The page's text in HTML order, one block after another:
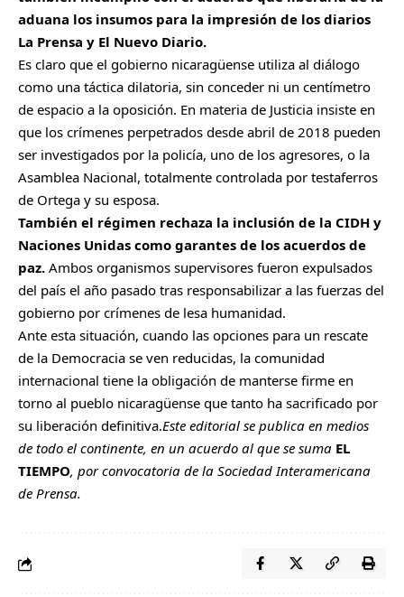
aduana los insumos para la impresión de los diarios
La Prensa y El Nuevo Diario.
Es claro que el gobierno nicaragüense utiliza al diálogo
como una táctica dilatoria, sin conceder ni un centímetro
de espacio a la oposición. En materia de Justicia insiste en
que los crímenes perpetrados desde abril de 2018 pueden
ser investigados por la policía, uno de los agresores, o la
Asamblea Nacional, totalmente controlada por testaferros
de Ortega y su esposa.
También el régimen rechaza la inclusión de la CIDH y
Naciones Unidas como garantes de los acuerdos de
paz. Ambos organismos supervisores fueron expulsados
del país el año pasado tras responsabilizar a las fuerzas del
gobierno por crímenes de lesa humanidad.
Ante esta situación, cuando las opciones para un rescate
de la Democracia se ven reducidas, la comunidad
internacional tiene la obligación de manterse firme en
torno al pueblo nicaragüense que tanto ha sacrificado por
su liberación definitiva.Este editorial se publica en medios
de todo el continente, en un acuerdo al que se suma EL
TIEMPO, por convocatoria de la Sociedad Interamericana
de Prensa.